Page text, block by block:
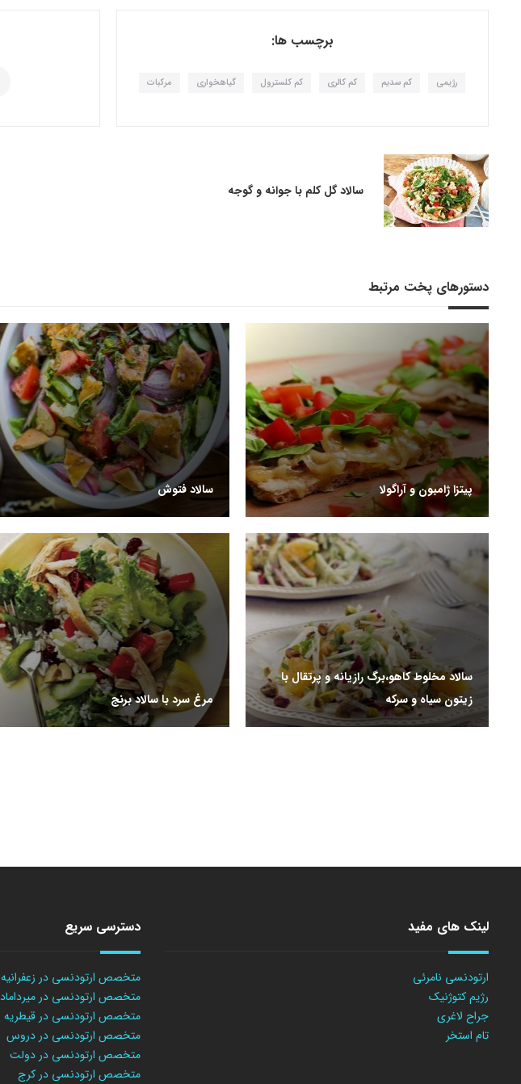
برچسب ها:
رژیمی کم سدیم کم کالری کم کلسترول گیاهخواری مرکبات
سالاد گل کلم با جوانه و گوجه
دستورهای پخت مرتبط
پیتزا ژامبون و آراگولا سالاد فتوش
سالاد مخلوط کاهو،برگ رازیانه و پرتقال با
زیتون سیاه و سرکه
مرغ سرد با سالاد برنج
لینک های مفید
ارتودنسی نامرئی
رژیم کتوژنیک
جراح لاغری
تام استخر
دسترسی سریع
متخصص ارتودنسی در زعفرانیه
متخصص ارتودنسی در میرداماد
متخصص ارتودنسی در قیطریه
متخصص ارتودنسی در دروس
متخصص ارتودنسی در دولت
متخصص ارتودنسی در کرج